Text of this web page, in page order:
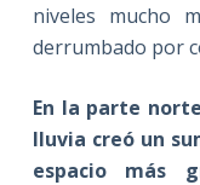
niveles mucho
derrumbado por
En la parte
lluvia creó un
espacio más